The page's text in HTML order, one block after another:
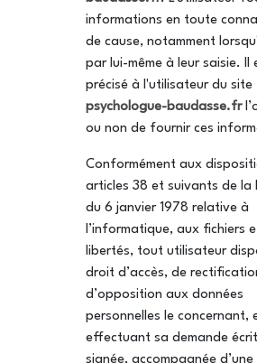
informations en toute
de cause, notamment
par lui-même à leur saisie. Il
précisé à l'utilisateur du site
psychologue-baudasse.fr
ou non de fournir ces
Conformément aux
articles 38 et suivants de la
du 6 janvier 1978 relative à
l’informatique, aux fichiers
libertés, tout utilisateur
droit d’accès, de
d’opposition aux données
personnelles le concernant,
effectuant sa demande
signée, accompagnée